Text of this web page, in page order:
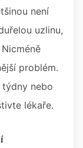
není
uzlinu,
problém.
nebo
lékaře.